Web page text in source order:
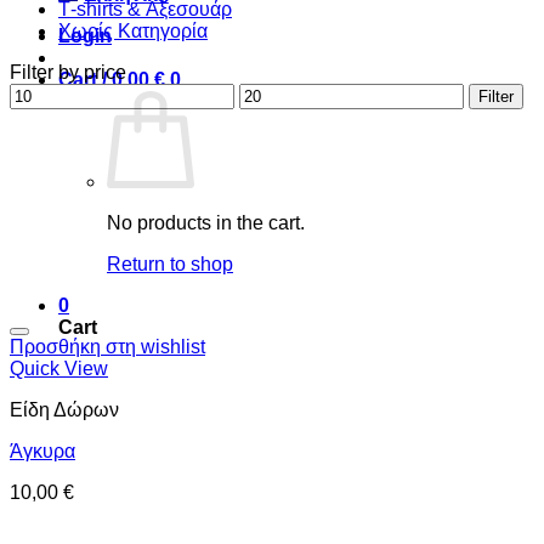
Login
Cart /0,00€ 0
No products in the cart.
Return to shop
0
Cart
Τ-shirts & Αξεσουάρ
Χωρίς Κατηγορία
Filter by price
Min
price
Max
price
Filter
Προσθήκη στη wishlist
Quick View
Είδη Δώρων
Άγκυρα
10,00 €